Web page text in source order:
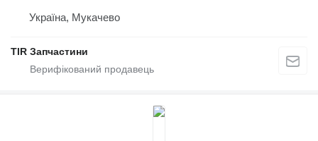
Україна, Мукачево
TIR Запчастини